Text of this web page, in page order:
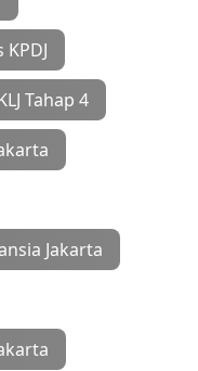
KPDJ
Tahap 4
Jakarta